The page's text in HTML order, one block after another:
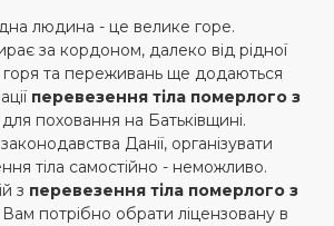
людина - це велике горе.
за кордоном, далеко від рідної
горя та переживань ще додаються
перевезення тіла померлого з
поховання на Батьківщині.
Данії, організувати
тіла самостійно - неможливо.
з перевезення тіла померлого з
потрібно обрати ліцензовану в